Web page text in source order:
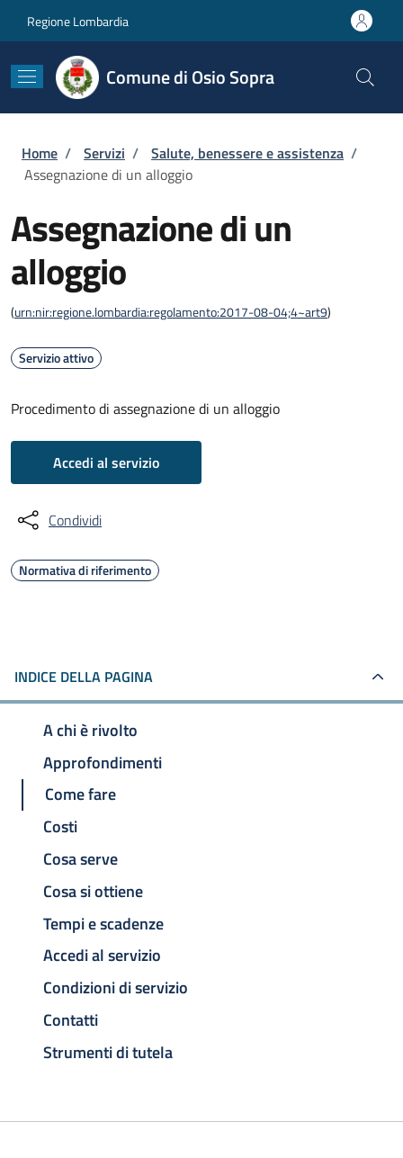
Regione Lombardia
Comune di Osio Sopra
Briciole di pane
Home / Servizi / Salute, benessere e assistenza /
Assegnazione di un alloggio
Assegnazione di un
alloggio
(urn:nir:regione.lombardia:regolamento:2017-08-04;4~art9)
Servizio attivo
Procedimento di assegnazione di un alloggio
Accedi al servizio
Condividi
Normativa di riferimento
INDICE DELLA PAGINA
A chi è rivolto
Approfondimenti
Come fare
Costi
Cosa serve
Cosa si ottiene
Tempi e scadenze
Accedi al servizio
Condizioni di servizio
Contatti
Strumenti di tutela